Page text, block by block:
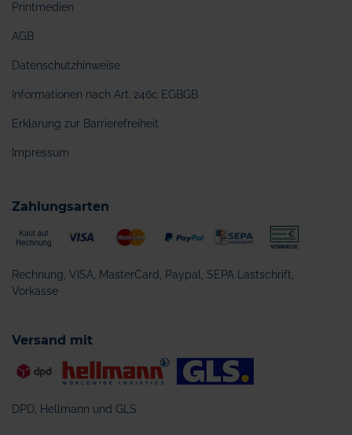
Printmedien
AGB
Datenschutzhinweise
Informationen nach Art. 246c EGBGB
Erklärung zur Barrierefreiheit
Impressum
Zahlungsarten
Rechnung, VISA, MasterCard, Paypal, SEPA Lastschrift,
Vorkasse
Versand mit
DPD, Hellmann und GLS